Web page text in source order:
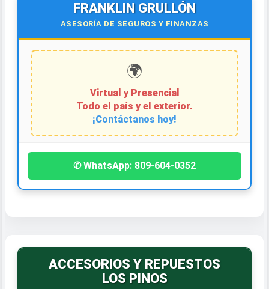
FRANKLIN GRULLÓN
ASESORÍA DE SEGUROS Y FINANZAS
🌍
Virtual y Presencial
Todo el país y el exterior.
¡Contáctanos hoy!
✆ WhatsApp: 809-604-0352
ACCESORIOS Y REPUESTOS
LOS PINOS